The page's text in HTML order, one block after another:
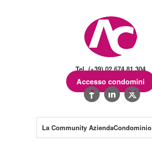
Tel. (+39) 02.674.81.304
Accesso condomini
La Community AziendaCondominio